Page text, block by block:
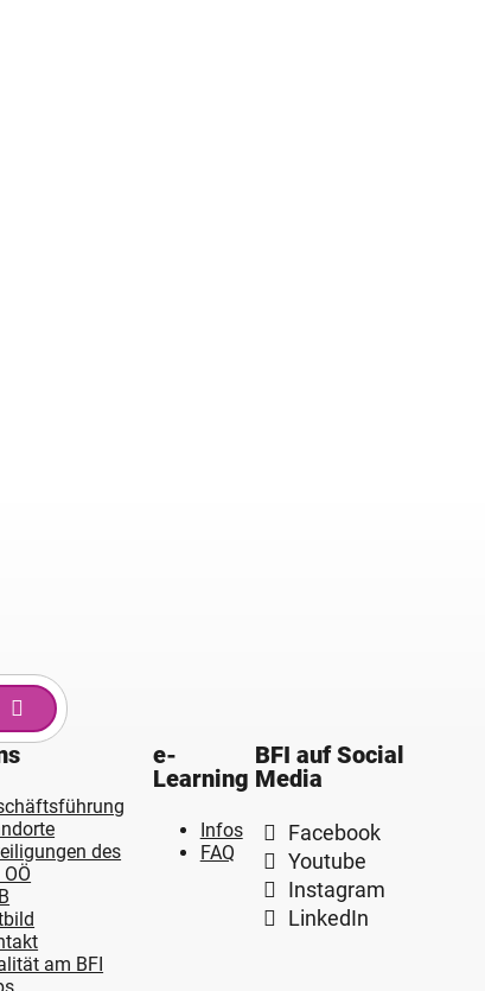
des
OÖ
am BFI
e-
Learning
Infos
FAQ
BFI auf Social
Media
Facebook
Youtube
Instagram
LinkedIn